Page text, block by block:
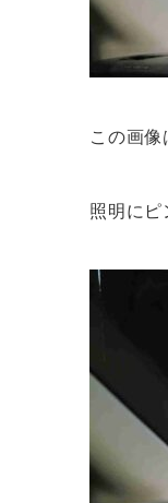
この画
照明にピ